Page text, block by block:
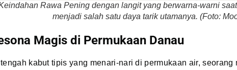
Rawa Pening dengan langit yang berwarna-warni
menjadi salah satu daya tarik utamanya. (Foto:
Magis di Permukaan Danau
kabut tipis yang menari-nari di permukaan air, seorang